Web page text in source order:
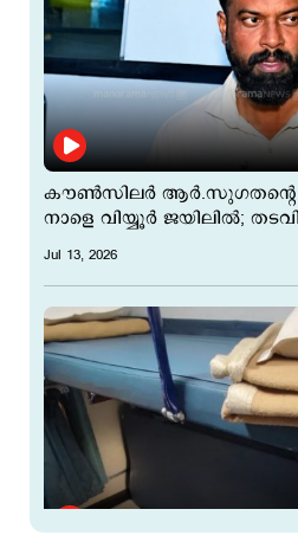
കൗണ്‍സിലര്‍ ആർ.സുഗതന്‍റെ
നാളെ വിയ്യൂർ
Jul 13, 2026